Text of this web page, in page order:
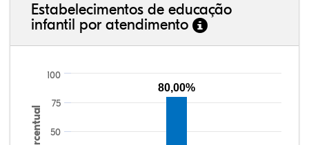
Estabelecimentos de educação
infantil por atendimento
Percentual 50
75
100
80,00%